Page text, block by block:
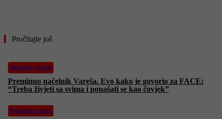
Pročitajte još
Bosanski vjestnik
Preminuo načelnik Vareša. Evo kako je govorio za FACE:
“Treba živjeti sa svima i ponašati se kao čovjek”
Bosanski vjestnik